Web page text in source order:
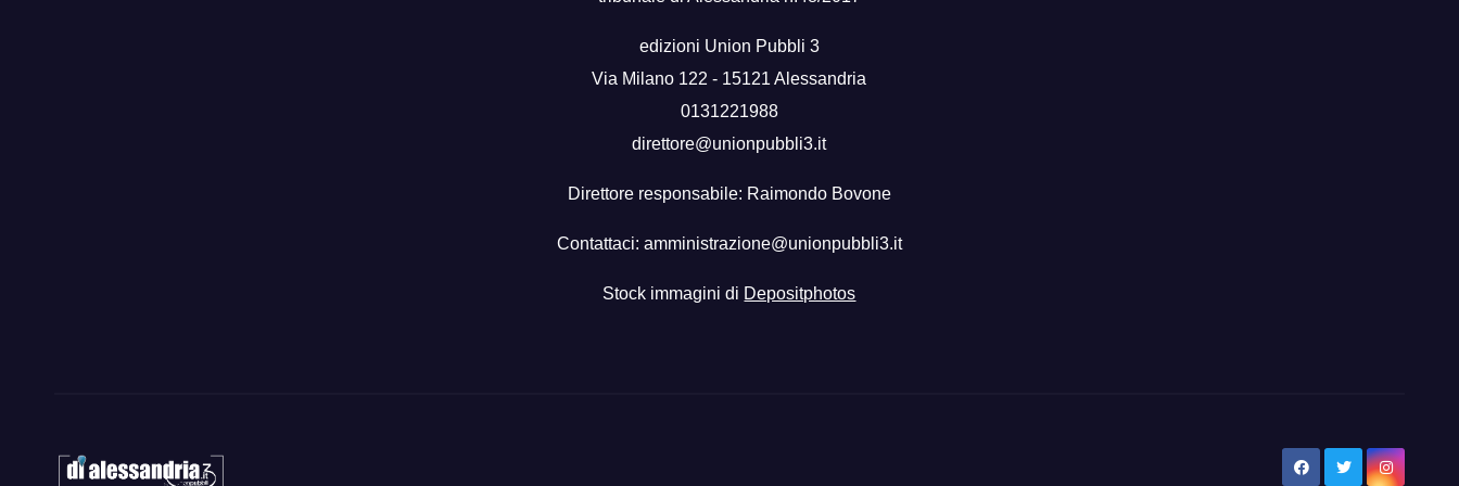
edizioni Union Pubbli 3
Via Milano 122 - 15121 Alessandria
0131221988
direttore@unionpubbli3.it
Direttore responsabile: Raimondo Bovone
Contattaci: amministrazione@unionpubbli3.it
Stock immagini di Depositphotos